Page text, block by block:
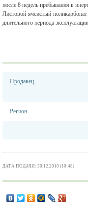
после 8 недель пребывания в
Листовой ячеистый
длительного периода
Продавец
Регион
ДАТА ПОДАЧИ: 30.12.2010 (10:48)